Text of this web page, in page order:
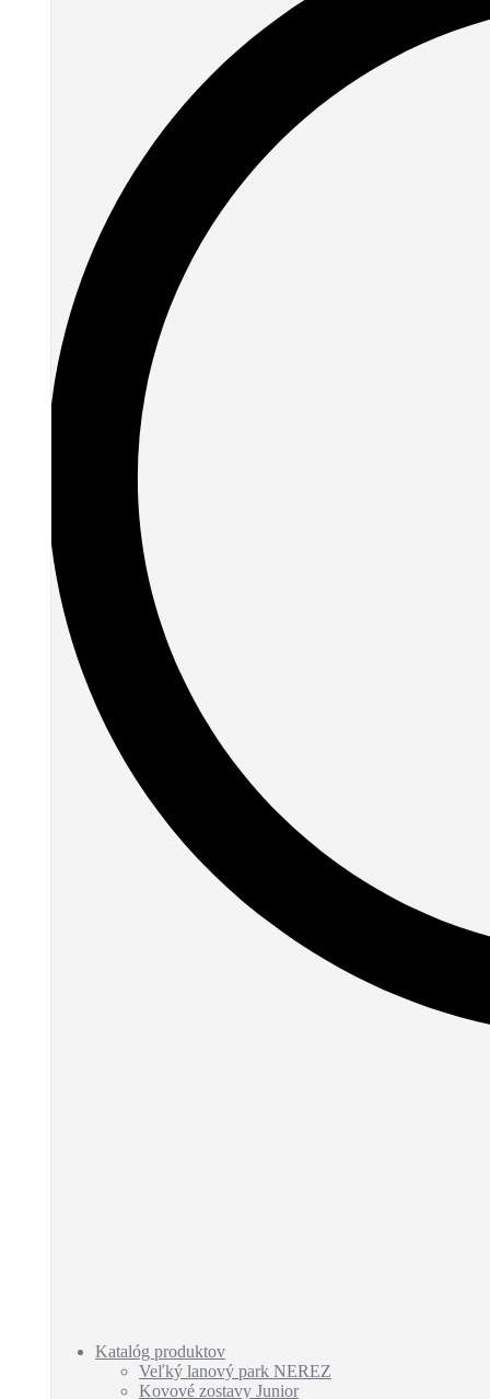
Katalóg produktov
Veľký lanový park NEREZ
Kovové zostavy Junior